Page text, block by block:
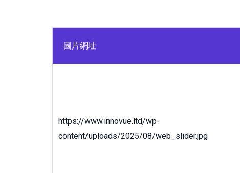
圖片網址
https://www.innovue.ltd/wp-
content/uploads/2025/08/web_slider.jpg